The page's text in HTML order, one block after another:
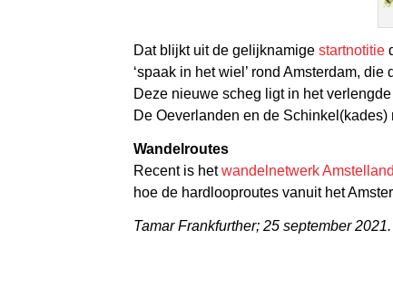
Dat blijkt uit de gelijknamige startnotitie
‘spaak in het wiel’ rond Amsterdam,
Deze nieuwe scheg ligt in het
De Oeverlanden en de Schinkel(kades)
Wandelroutes
Recent is hetwandelnetwerk Amstelland
hoe de hardlooproutes vanuit het
Tamar Frankfurther; 25 september 2021.